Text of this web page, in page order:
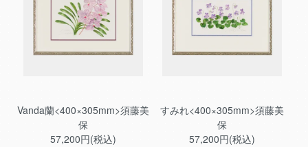
Vanda蘭<400×305mm>須藤美
保
57,200円(税込)
すみれ<400×305mm>須藤美
保
57,200円(税込)